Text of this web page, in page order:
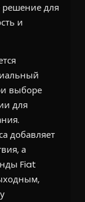
решение для
и
выборе
для
добавляет
а
Fiat